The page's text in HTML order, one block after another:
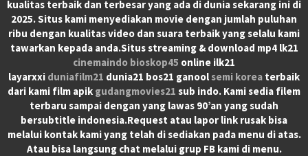
kualitas terbaik dan terbesar yang ada di dunia sekarang ini di
2025. Situs kami menyediakan movie dengan jumlah puluhan
ribu dengan kualitas video dan suara terbaik yang selalu kami
tawarkan kepada anda.Situs streaming & download mp4 lk21
cinemaindo bioskop45 online ilk21
layarxxi duniafilm21 dunia21 bos21 ganool semi korea terbaik
dari kami film apik gudangmovies21 sub indo. Kami sedia filem
terbaru sampai dengan yang lawas 90’an yang sudah
bersubtitle indonesia.Request atau lapor link rusak bisa
melalui kontak kami yang telah di sediakan pada menu di atas.
Atau bisa langsung chat melalui grup FB kami di menu.